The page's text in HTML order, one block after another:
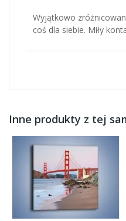
Wyjątkowo
coś dla siebie. Miły
Inne produkty z tej